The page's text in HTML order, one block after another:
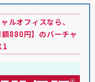
ルオフィスなら、
880円】のバーチャ
1